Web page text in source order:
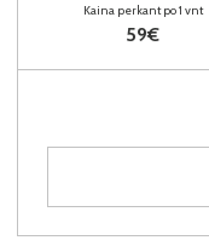
Kaina perkant po 1 vnt
59€